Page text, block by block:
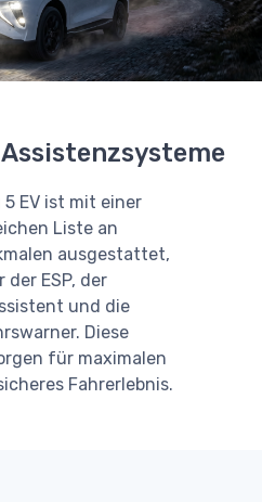
EV ist mit einer
Liste an
ausgestattet,
der ESP, der
und die
Diese
für maximalen
Fahrerlebnis.